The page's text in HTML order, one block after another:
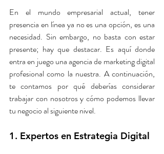
En el mundo empresarial actual, tener
presencia en línea ya no es una opción, es una
necesidad. Sin embargo, no basta con estar
presente; hay que destacar. Es aquí donde
entra en juego una agencia de marketing digital
profesional como la nuestra. A continuación,
te contamos por qué deberías considerar
trabajar con nosotros y cómo podemos llevar
tu negocio al siguiente nivel.
1. Expertos en Estrategia Digital